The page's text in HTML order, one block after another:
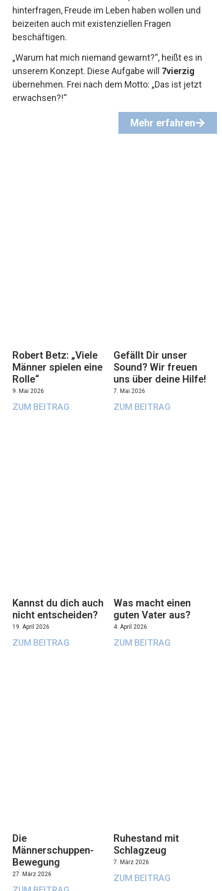
hinterfragen, Freude im Leben haben wollen und
beizeiten auch mit existenziellen Fragen
beschäftigen.
„Warum hat mich niemand gewarnt?“, heißt es in
unserem Konzept. Diese Aufgabe will 7vierzig
übernehmen. Frei nach dem Motto: „Das ist jetzt
erwachsen?!“
Mehr erfahren
Robert Betz: „Viele
Männer spielen eine
Rolle“
9. Mai 2026
ZUM BEITRAG
Gefällt Dir unser
Sound? Wir freuen
uns über deine Hilfe!
7. Mai 2026
ZUM BEITRAG
Kannst du dich auch
nicht entscheiden?
19. April 2026
ZUM BEITRAG
Was macht einen
guten Vater aus?
4. April 2026
ZUM BEITRAG
Die
Männerschuppen-
Bewegung
27. März 2026
Ruhestand mit
Schlagzeug
7. März 2026
ZUM BEITRAG